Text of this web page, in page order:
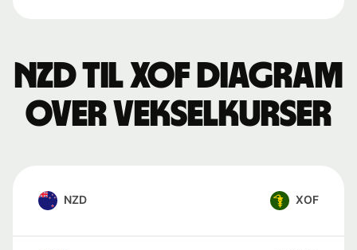
NZD til XOF Diagram
over vekselkurser
NZD XOF